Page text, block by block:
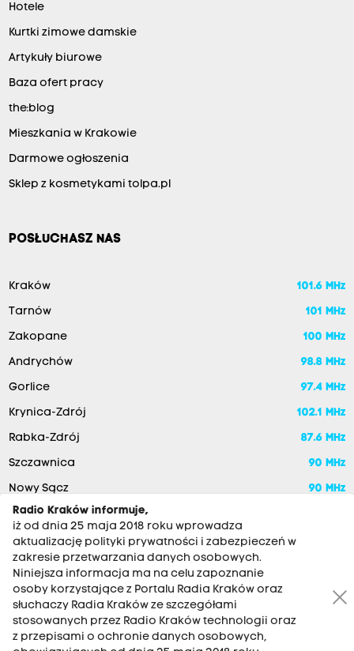
Hotele
Kurtki zimowe damskie
Artykuły biurowe
Baza ofert pracy
the:blog
Mieszkania w Krakowie
Darmowe ogłoszenia
Sklep z kosmetykami tolpa.pl
POSŁUCHASZ NAS
Kraków 101.6 MHz
Tarnów 101 MHz
Zakopane 100 MHz
Andrychów 98.8 MHz
Gorlice 97.4 MHz
Krynica-Zdrój 102.1 MHz
Rabka-Zdrój 87.6 MHz
Szczawnica 90 MHz
Nowy Sącz 90 MHz
RADIO KRAKÓW SA. Aleja Juliusza Słowackiego 22, 30-007
Radio Kraków informuje,
iż od dnia 25 maja 2018 roku wprowadza
aktualizację polityki prywatności i zabezpieczeń w
zakresie przetwarzania danych osobowych.
Niniejsza informacja ma na celu zapoznanie
osoby korzystające z Portalu Radia Kraków oraz
słuchaczy Radia Kraków ze szczegółami
stosowanych przez Radio Kraków technologii oraz
z przepisami o ochronie danych osobowych,